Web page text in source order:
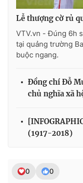
Lễ thượng cờ rủ
VTV.vn - Đúng 6h
tại quảng trường
buộc ngang.
Đồng chí Đỗ
chủ nghĩa xã
(1917-2018)
0 0